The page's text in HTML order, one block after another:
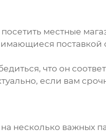
местные
поставкой
что он
если вам
несколько важных